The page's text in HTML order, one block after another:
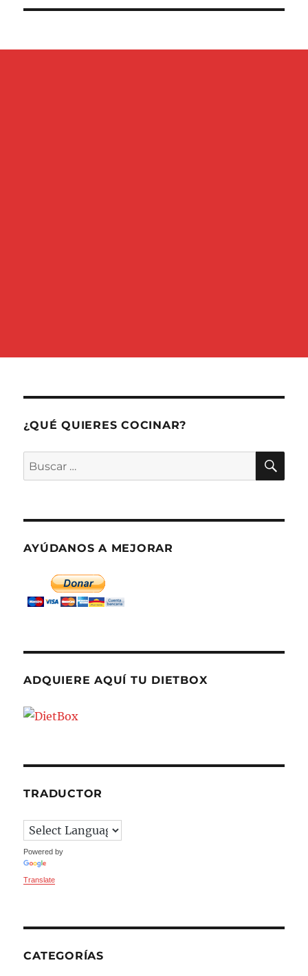
¿QUÉ QUIERES COCINAR?
Buscar
por:
AYÚDANOS A MEJORAR
ADQUIERE AQUÍ TU DIETBOX
TRADUCTOR
Powered by
Translate
CATEGORÍAS